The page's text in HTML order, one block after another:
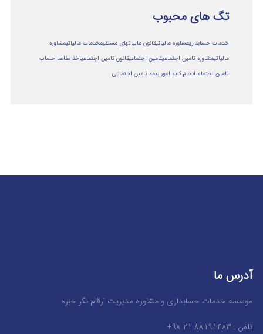
تگ های محبوب
خدمات حسابداریمشاوره مالیاتیقانون مالیاتهای مستقیمخدمات مالیاتیمشاوره
مالياتيمشاوره تامین اجتماعیتامین اجتماعیقانون تامین اجتماعیاخذ مفاصا حساب
تامین اجتماعیانجام کلیه امور بیمه تامین اجتماعی
آدرس ما
موسسه خدمات حسابداری و مشاوره مدیریت ارقام نگر خبره
تلفن : 88191483 21 98+